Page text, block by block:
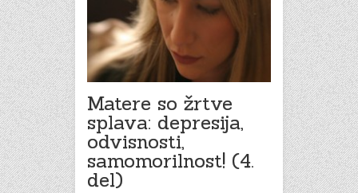
Matere so žrtve
splava: depresija,
odvisnosti,
samomorilnost! (4.
del)